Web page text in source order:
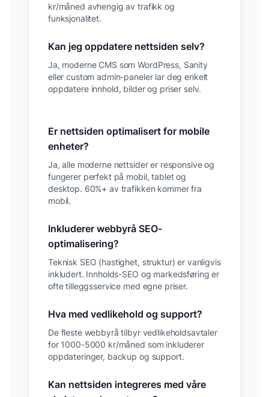
kr/måned avhengig av trafikk og
funksjonalitet.
Kan jeg oppdatere nettsiden selv?
Ja, moderne CMS som WordPress, Sanity
eller custom admin-paneler lar deg enkelt
oppdatere innhold, bilder og priser selv.
Er nettsiden optimalisert for mobile
enheter?
Ja, alle moderne nettsider er responsive og
fungerer perfekt på mobil, tablet og
desktop. 60%+ av trafikken kommer fra
mobil.
Inkluderer webbyrå SEO-
optimalisering?
Teknisk SEO (hastighet, struktur) er vanligvis
inkludert. Innholds-SEO og markedsføring er
ofte tilleggsservice med egne priser.
Hva med vedlikehold og support?
De fleste webbyrå tilbyr vedlikeholdsavtaler
for 1000-5000 kr/måned som inkluderer
oppdateringer, backup og support.
Kan nettsiden integreres med våre